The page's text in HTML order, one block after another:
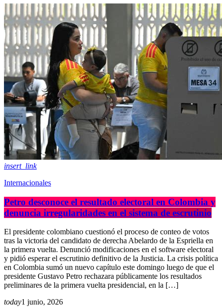
insert_link
Internacionales
Petro desconoce el resultado electoral en Colombia y
denuncia irregularidades en el sistema de escrutinio
El presidente colombiano cuestionó el proceso de conteo de votos
tras la victoria del candidato de derecha Abelardo de la Espriella en
la primera vuelta. Denunció modificaciones en el software electoral
y pidió esperar el escrutinio definitivo de la Justicia. La crisis política
en Colombia sumó un nuevo capítulo este domingo luego de que el
presidente Gustavo Petro rechazara públicamente los resultados
preliminares de la primera vuelta presidencial, en la […]
today1 junio, 2026